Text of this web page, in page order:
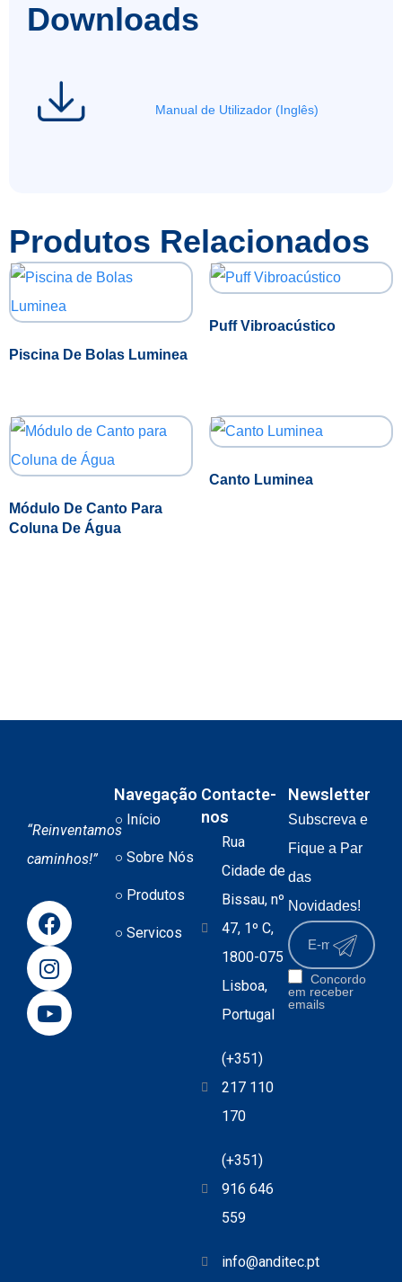
Downloads
Manual de Utilizador (Inglês)
Produtos Relacionados
Piscina De Bolas Luminea
Puff Vibroacústico
Módulo De Canto Para
Coluna De Água
Canto Luminea
“Reinventamos
caminhos!”
Navegação
Início
Sobre Nós
Produtos
Servicos
Contacte-
nos
Rua
Cidade de
Bissau, nº
47, 1º C,
1800-075
Lisboa,
Portugal
(+351)
217 110
170
(+351)
916 646
559
info@anditec.pt
Newsletter
Subscreva e
Fique a Par
das
Novidades!
Concordo
em receber
emails